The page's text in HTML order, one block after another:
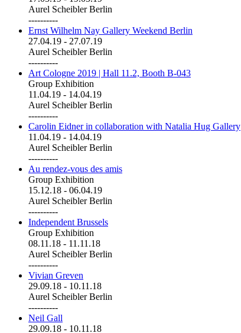
Aurel Scheibler Berlin
----------
Ernst Wilhelm Nay Gallery Weekend Berlin
27.04.19 - 27.07.19
Aurel Scheibler Berlin
----------
Art Cologne 2019 | Hall 11.2, Booth B-043
Group Exhibition
11.04.19 - 14.04.19
Aurel Scheibler Berlin
----------
Carolin Eidner in collaboration with Natalia Hug Gallery
11.04.19 - 14.04.19
Aurel Scheibler Berlin
----------
Au rendez-vous des amis
Group Exhibition
15.12.18 - 06.04.19
Aurel Scheibler Berlin
----------
Independent Brussels
Group Exhibition
08.11.18 - 11.11.18
Aurel Scheibler Berlin
----------
Vivian Greven
29.09.18 - 10.11.18
Aurel Scheibler Berlin
----------
Neil Gall
29.09.18 - 10.11.18